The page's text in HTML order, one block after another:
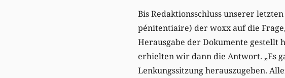
Bis Redaktionsschluss unserer
pénitentiaire) der woxx auf die
Herausgabe der Dokumente gestellt
erhielten wir dann die Antwort. „Es
Lenkungssitzung herauszugeben.